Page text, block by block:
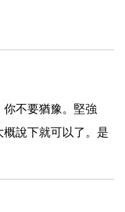
不要猶豫。堅強
說下就可以了。是